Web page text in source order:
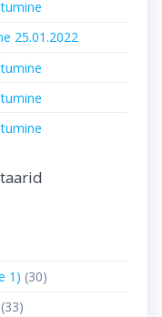
25.01.2022
1) (30)
(33)